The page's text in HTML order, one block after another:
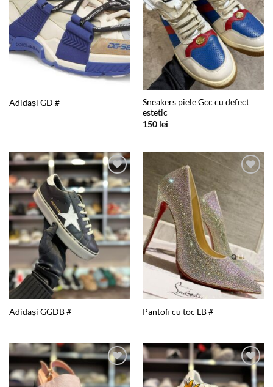
Adidași GD #
Sneakers piele Gcc cu defect
estetic
150 lei
Add to
wishlist
Adidași GGDB #
wishlist
Pantofi cu toc LB #
Add to
wishlist
Add to
wishlist